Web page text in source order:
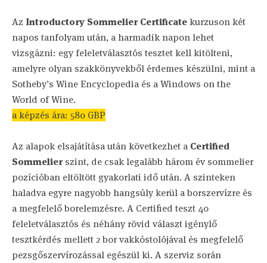
Az Introductory Sommelier Certificate kurzuson két
napos tanfolyam után, a harmadik napon lehet
vizsgázni: egy feleletválasztós tesztet kell kitölteni,
amelyre olyan szakkönyvekből érdemes készülni, mint a
Sotheby’s Wine Encyclopedia és a Windows on the
World of Wine.
a képzés ára: 580 GBP
Az alapok elsajátítása után következhet a Certified
Sommelierszint, de csak legalább három év sommelier
pozícióban eltöltött gyakorlati idő után. A szinteken
haladva egyre nagyobb hangsúly kerül a borszervízre és
a megfelelő borelemzésre. A Certified teszt 40
feleletválasztós és néhány rövid választ igénylő
tesztkérdés mellett 2 bor vakkóstolójával és megfelelő
pezsgőszervírozással egészül ki. A szerviz során